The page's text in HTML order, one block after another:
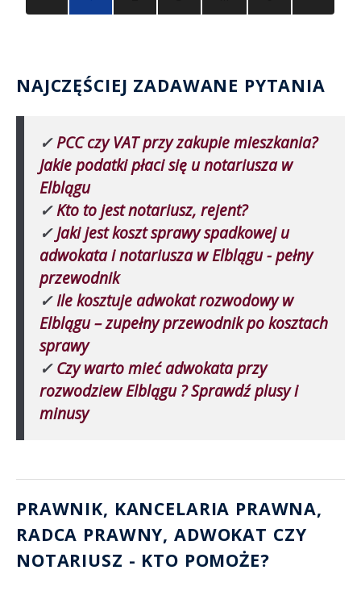
NAJCZĘŚCIEJ ZADAWANE PYTANIA
✓PCC czy VAT przy zakupie mieszkania?
Jakie podatki płaci się u notariusza w
Elblągu
✓Kto to jest notariusz, rejent?
✓Jaki jest koszt sprawy spadkowej u
adwokata i notariusza w Elblągu - pełny
przewodnik
✓Ile kosztuje adwokat rozwodowy w
Elblągu – zupełny przewodnik po kosztach
sprawy
✓Czy warto mieć adwokata przy
rozwodziew Elblągu ? Sprawdź plusy i
minusy
PRAWNIK, KANCELARIA PRAWNA,
RADCA PRAWNY, ADWOKAT CZY
NOTARIUSZ - KTO POMOŻE?